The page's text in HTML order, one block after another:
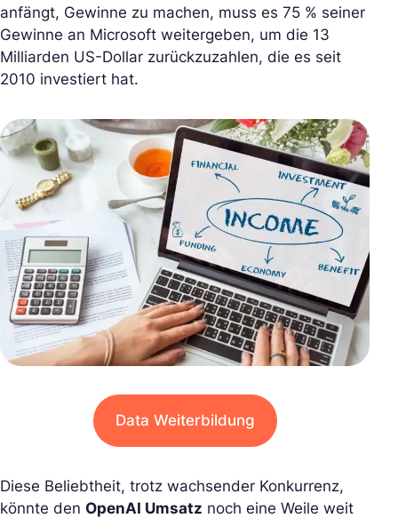
anfängt, Gewinne zu machen, muss es 75 % seiner
Gewinne an Microsoft weitergeben, um die 13
Milliarden US-Dollar zurückzuzahlen, die es seit
2010 investiert hat.
Data Weiterbildung
Diese Beliebtheit, trotz wachsender Konkurrenz,
könnte den OpenAI Umsatz noch eine Weile weit